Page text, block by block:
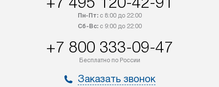
Пн-Пт:с 8:00 до 22:00
Сб-Вс:с 9:00 до 22:00
+7 800 333-09-47
Бесплатно по России
Заказать звонок